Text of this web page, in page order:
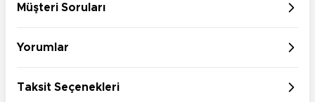
Müşteri Soruları
Yorumlar
Taksit Seçenekleri